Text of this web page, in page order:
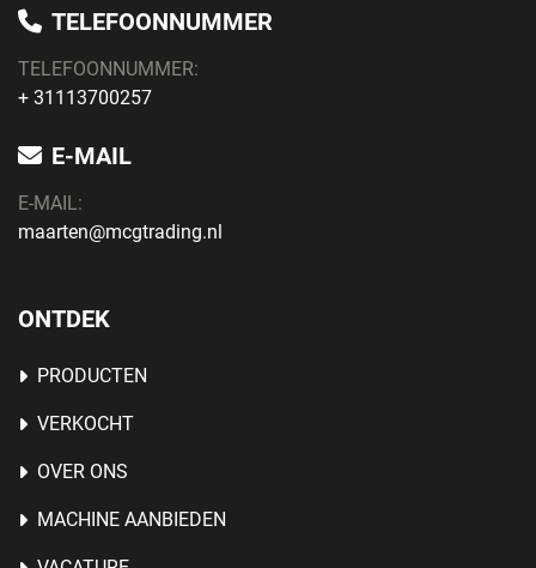
TELEFOONNUMMER
TELEFOONNUMMER:
+ 31113700257
E-MAIL
E-MAIL:
maarten@mcgtrading.nl
ONTDEK
PRODUCTEN
VERKOCHT
OVER ONS
MACHINE AANBIEDEN